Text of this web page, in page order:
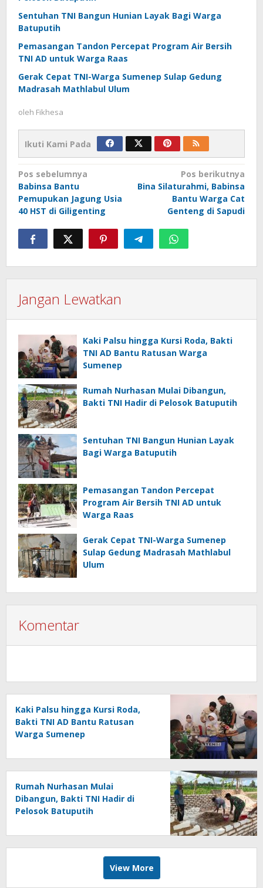
Sentuhan TNI Bangun Hunian Layak Bagi Warga
Batuputih
Pemasangan Tandon Percepat Program Air Bersih
TNI AD untuk Warga Raas
Gerak Cepat TNI-Warga Sumenep Sulap Gedung
Madrasah Mathlabul Ulum
oleh Fikhesa
Ikuti Kami Pada
Navigasi
pos
Pos sebelumnya
Babinsa Bantu
Pemupukan Jagung Usia
40 HST di Giligenting
Pos berikutnya
Bina Silaturahmi, Babinsa
Bantu Warga Cat
Genteng di Sapudi
Jangan Lewatkan
Kaki Palsu hingga Kursi Roda, Bakti
TNI AD Bantu Ratusan Warga
Sumenep
Rumah Nurhasan Mulai Dibangun,
Bakti TNI Hadir di Pelosok Batuputih
Sentuhan TNI Bangun Hunian Layak
Bagi Warga Batuputih
Pemasangan Tandon Percepat
Program Air Bersih TNI AD untuk
Warga Raas
Gerak Cepat TNI-Warga Sumenep
Sulap Gedung Madrasah Mathlabul
Ulum
Komentar
Kaki Palsu hingga Kursi Roda,
Bakti TNI AD Bantu Ratusan
Warga Sumenep
Rumah Nurhasan Mulai
Dibangun, Bakti TNI Hadir di
Pelosok Batuputih
View More